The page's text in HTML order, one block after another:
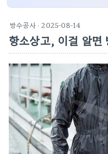
방수공사· 2025-08-14
항소상고, 이걸 알면